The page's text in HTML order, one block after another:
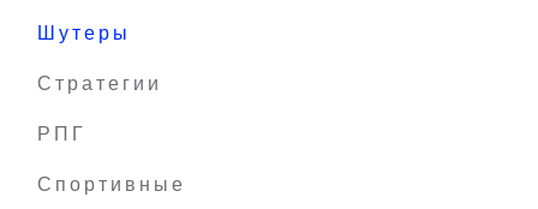
Шутеры
Стратегии
РПГ
Спортивные